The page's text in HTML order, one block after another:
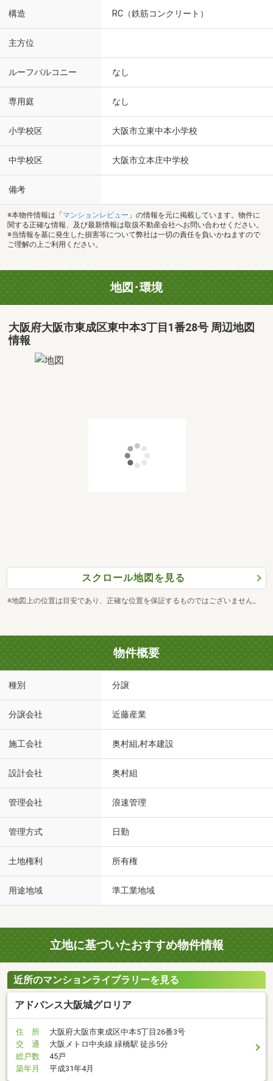
構造 RC（鉄筋コンクリート）
主方位
ルーフバルコニー なし
専用庭 なし
小学校区 大阪市立東中本小学校
中学校区 大阪市立本庄中学校
備考
※本物件情報は「 マンションレビュー 」の情報を元に掲載しています。物件に
関する正確な情報、及び最新情報は取扱不動産会社へお問い合わせください。
※当情報を基に発生した損害等について弊社は一切の責任を負いかねますので
ご理解の上ご利用ください。
地図･環境
大阪府大阪市東成区東中本3丁目1番28号 周辺地図
情報
スクロール地図を見る
※地図上の位置は目安であり、正確な位置を保証するものではございません。
物件概要
種別 分譲
分譲会社 近藤産業
施工会社 奥村組,村本建設
設計会社 奥村組
管理会社 浪速管理
管理方式 日勤
土地権利 所有権
用途地域 準工業地域
立地に基づいたおすすめ物件情報
近所のマンションライブラリーを見る
アドバンス大阪城グロリア
住 所
大阪府大阪市東成区中本5丁目26番3号
交 通
大阪メトロ中央線 緑橋駅 徒歩5分
総戸数
45戸
築年月
平成31年4月